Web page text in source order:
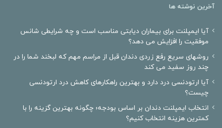
آخرین نوشته ها
آیا ایمپلنت برای بیماران دیابتی مناسب است و چه شرایطی شانس
موفقیت را افزایش می دهد؟
روشهای سریع رفع زردی دندان قبل از مراسم مهم که لبخند شما را در
چند روز سفید می کند
آیا ارتودنسی درد دارد و بهترین راهکارهای کاهش درد ارتودنسی
چیست؟
انتخاب ایمپلنت دندان بر اساس بودجه؛ چگونه بهترین گزینه را با
کمترین هزینه انتخاب کنیم؟